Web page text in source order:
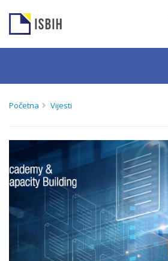
Početna Vijesti